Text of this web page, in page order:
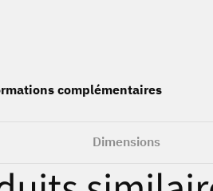
complémentaires
Dimensions